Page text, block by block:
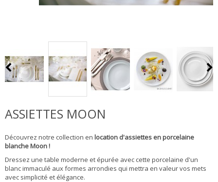
ASSIETTES MOON
Découvrez notre collection en location d'assiettes en porcelaine
blanche Moon !
Dressez une table moderne et épurée avec cette porcelaine d'un
blanc immaculé aux formes arrondies qui mettra en valeur vos mets
avec simplicité et élégance.